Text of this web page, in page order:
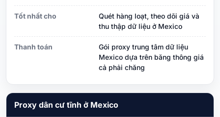
Tốt nhất cho
Quét hàng loạt, theo dõi giá và
thu thập dữ liệu ở Mexico
Thanh toán
Gói proxy trung tâm dữ liệu
Mexico dựa trên băng thông giá
cả phải chăng
Proxy dân cư tĩnh ở Mexico